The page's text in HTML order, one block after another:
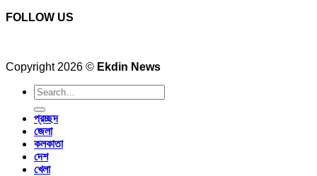
FOLLOW US
Copyright 2026 © Ekdin News
প্রচ্ছদ
জেলা
কলকাতা
দেশ
খেলা